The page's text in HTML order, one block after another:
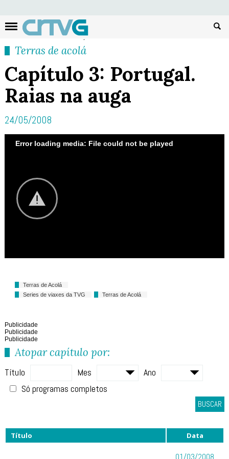
Terras de acolá
Capítulo 3: Portugal.
Raias na auga
24/05/2008
Error loading media: File could not be played
Terras de Acolá
Series de viaxes da TVG
Terras de Acolá
Publicidade
Publicidade
Publicidade
Atopar capítulo por:
Título Mes
Ano
Só programas completos
BUSCAR
Título Data
01/03/2008